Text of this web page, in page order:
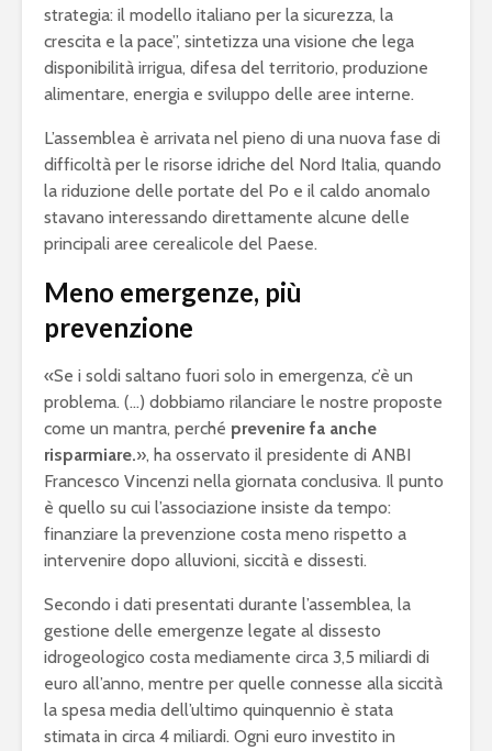
strategia: il modello italiano per la sicurezza, la
crescita e la pace”, sintetizza una visione che lega
disponibilità irrigua, difesa del territorio, produzione
alimentare, energia e sviluppo delle aree interne.
L’assemblea è arrivata nel pieno di una nuova fase di
difficoltà per le risorse idriche del Nord Italia, quando
la riduzione delle portate del Po e il caldo anomalo
stavano interessando direttamente alcune delle
principali aree cerealicole del Paese.
Meno emergenze, più
prevenzione
«Se i soldi saltano fuori solo in emergenza, c’è un
problema. (…) dobbiamo rilanciare le nostre proposte
come un mantra, perché prevenire fa anche
risparmiare.», ha osservato il presidente di ANBI
Francesco Vincenzi nella giornata conclusiva. Il punto
è quello su cui l’associazione insiste da tempo:
finanziare la prevenzione costa meno rispetto a
intervenire dopo alluvioni, siccità e dissesti.
Secondo i dati presentati durante l’assemblea, la
gestione delle emergenze legate al dissesto
idrogeologico costa mediamente circa 3,5 miliardi di
euro all’anno, mentre per quelle connesse alla siccità
la spesa media dell’ultimo quinquennio è stata
stimata in circa 4 miliardi. Ogni euro investito in